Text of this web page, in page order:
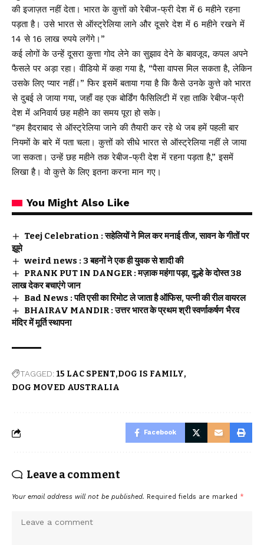
की इजाज़त नहीं देता। भारत के कुत्तों को रेबीज-फ्री देश में 6 महीने रहना
पड़ता है। उसे भारत से ऑस्ट्रेलिया लाने और दूसरे देश में 6 महीने रखने में
14 से 16 लाख रुपये लगेंगे।”
कई लोगों के उन्हें दूसरा कुत्ता गोद लेने का सुझाव देने के बावजूद, कपल अपने
फैसले पर अड़ा रहा। वीडियो में कहा गया है, “पैसा वापस मिल सकता है, लेकिन
उसके लिए प्यार नहीं।” फिर इसमें बताया गया है कि कैसे उनके कुत्ते को भारत
से दुबई ले जाया गया, जहाँ वह एक बोर्डिंग फैसिलिटी में रहा ताकि रेबीज-फ्री
देश में अनिवार्य छह महीने का समय पूरा हो सके।
“हम हैदराबाद से ऑस्ट्रेलिया जाने की तैयारी कर रहे थे जब हमें पहली बार
नियमों के बारे में पता चला। कुत्तों को सीधे भारत से ऑस्ट्रेलिया नहीं ले जाया
जा सकता। उन्हें छह महीने तक रेबीज-फ्री देश में रहना पड़ता है,” इसमें
लिखा है। वो कुत्ते के लिए इतना करना मान गए।
You Might Also Like
Teej Celebration : सहेलियों ने मिल कर मनाई तीज, सावन के गीतों पर
झूमे
weird news : 3 बहनों ने एक ही युवक से शादी की
PRANK PUT IN DANGER : मज़ाक महंगा पड़ा, दूल्हे के दोस्त 38
लाख देकर बचाएंगे जान
Bad News : पति एसी का रिमोट ले जाता है ऑफिस, पत्नी की रील वायरल
BHAIRAV MANDIR : उत्तर भारत के प्रथम श्री स्वर्णाकर्षण भैरव
मंदिर में मूर्ति स्थापना
TAGGED:15 LAC SPENT DOG IS FAMILY
DOG MOVED AUSTRALIA
Facebook
Leave a comment
Your email address will not be published. Required fields are marked *